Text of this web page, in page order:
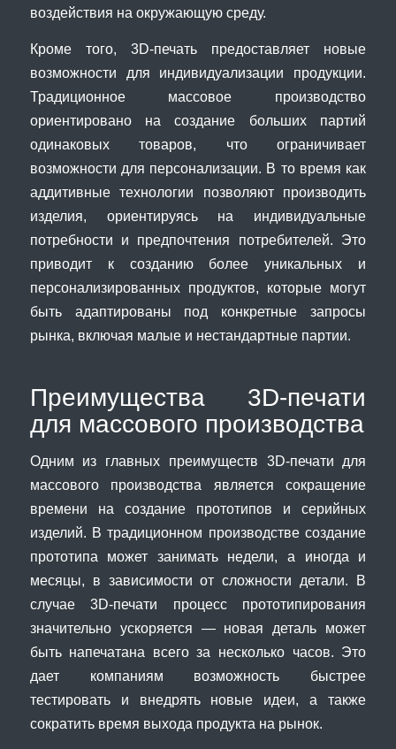
воздействия на окружающую среду.
Кроме того, 3D-печать предоставляет новые
возможности для индивидуализации продукции.
Традиционное массовое производство
ориентировано на создание больших партий
одинаковых товаров, что ограничивает
возможности для персонализации. В то время как
аддитивные технологии позволяют производить
изделия, ориентируясь на индивидуальные
потребности и предпочтения потребителей. Это
приводит к созданию более уникальных и
персонализированных продуктов, которые могут
быть адаптированы под конкретные запросы
рынка, включая малые и нестандартные партии.
Преимущества 3D-печати
для массового производства
Одним из главных преимуществ 3D-печати для
массового производства является сокращение
времени на создание прототипов и серийных
изделий. В традиционном производстве создание
прототипа может занимать недели, а иногда и
месяцы, в зависимости от сложности детали. В
случае 3D-печати процесс прототипирования
значительно ускоряется — новая деталь может
быть напечатана всего за несколько часов. Это
дает компаниям возможность быстрее
тестировать и внедрять новые идеи, а также
сократить время выхода продукта на рынок.